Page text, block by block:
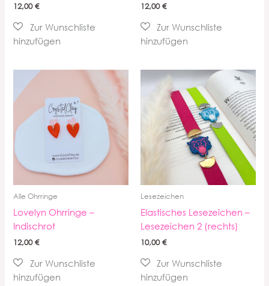
12,00€ 12,00€
Alle Ohrringe
Lovelyn Ohrringe –
Indischrot
12,00€
Lesezeichen
Elastisches Lesezeichen –
Lesezeichen 2 (rechts)
10,00€